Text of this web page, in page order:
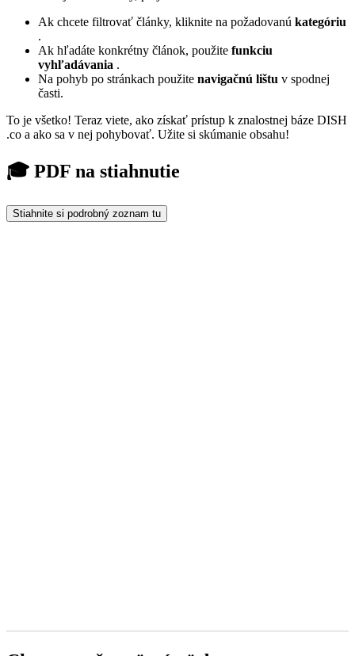
Ak chcete filtrovať články, kliknite na požadovanú kategóriu
.
Ak hľadáte konkrétny článok, použite funkciu
vyhľadávania .
Na pohyb po stránkach použite navigačnú lištu v spodnej
časti.
To je všetko! Teraz viete, ako získať prístup k znalostnej báze DISH
.co a ako sa v nej pohybovať. Užite si skúmanie obsahu!
🎓 PDF na stiahnutie
Stiahnite si podrobný zoznam tu